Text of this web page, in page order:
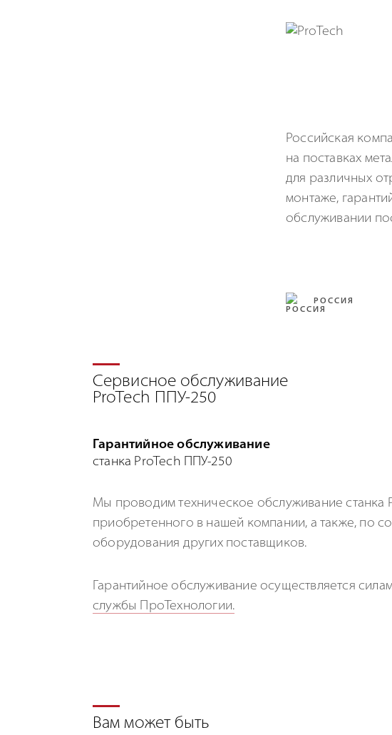
Российская
на поставках
для различных
монтаже,
обслуживании
РОССИЯ
Сервисное обслуживание
ProTech ППУ-250
Гарантийное обслуживание
станка ProTech ППУ-250
Мы проводим техническое обслуживание станка
приобретенного в нашей компании, а также, по
оборудования других поставщиков.
Гарантийное обслуживание осуществляется
службы ПроТехнологии.
Вам может быть